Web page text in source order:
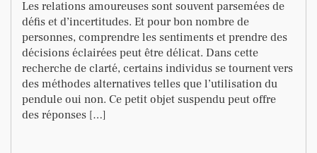
Les relations amoureuses sont souvent parsemées de
défis et d’incertitudes. Et pour bon nombre de
personnes, comprendre les sentiments et prendre des
décisions éclairées peut être délicat. Dans cette
recherche de clarté, certains individus se tournent vers
des méthodes alternatives telles que l’utilisation du
pendule oui non. Ce petit objet suspendu peut offre
des réponses […]